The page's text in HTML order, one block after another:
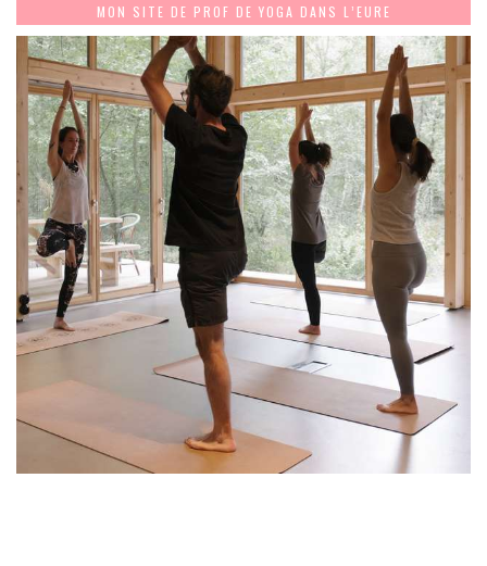
MON SITE DE PROF DE YOGA DANS L’EURE